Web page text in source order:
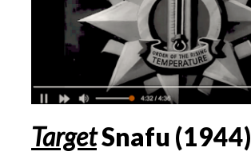
TargetSnafu (1944)